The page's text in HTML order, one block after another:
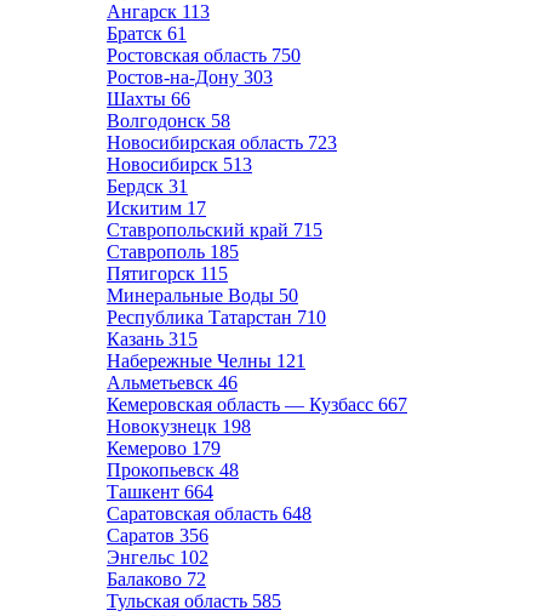
Ангарск 113
Братск 61
Ростовская область 750
Ростов-на-Дону 303
Шахты 66
Волгодонск 58
Новосибирская область 723
Новосибирск 513
Бердск 31
Искитим 17
Ставропольский край 715
Ставрополь 185
Пятигорск 115
Минеральные Воды 50
Республика Татарстан 710
Казань 315
Набережные Челны 121
Альметьевск 46
Кемеровская область — Кузбасс 667
Новокузнецк 198
Кемерово 179
Прокопьевск 48
Ташкент 664
Саратовская область 648
Саратов 356
Энгельс 102
Балаково 72
Тульская область 585